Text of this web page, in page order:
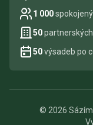
1 000
50
50výsadeb po
© 2026